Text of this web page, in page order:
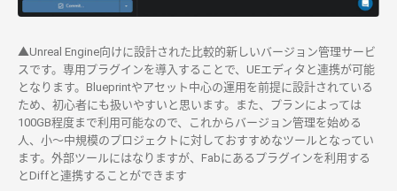
▲Unreal Engine向けに設計された比較的新しいバージョン管理サービ
スです。専用プラグインを導入することで、UEエディタと連携が可能
となります。Blueprintやアセット中心の運用を前提に設計されている
ため、初心者にも扱いやすいと思います。また、プランによっては
100GB程度まで利用可能なので、これからバージョン管理を始める
人、小〜中規模のプロジェクトに対しておすすめなツールとなってい
ます。外部ツールにはなりますが、Fabにあるプラグインを利用する
とDiffと連携することができます